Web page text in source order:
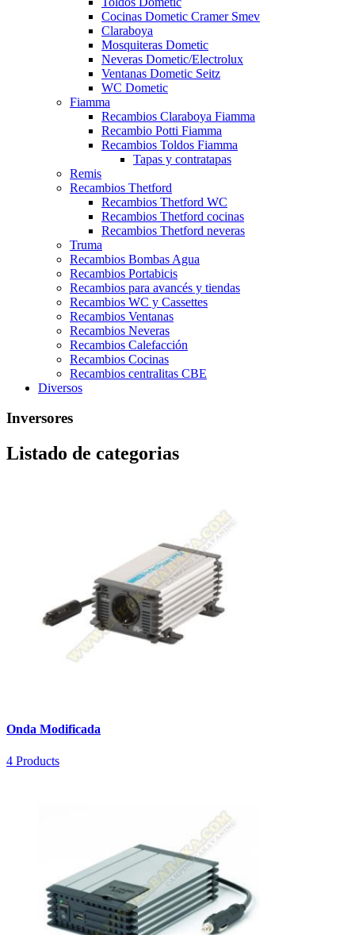
Cocinas Dometic Cramer Smev
Claraboya
Mosquiteras Dometic
Neveras Dometic/Electrolux
Ventanas Dometic Seitz
WC Dometic
Fiamma
Recambios Claraboya Fiamma
Recambio Potti Fiamma
Recambios Toldos Fiamma
Tapas y contratapas
Remis
Recambios Thetford
Recambios Thetford WC
Recambios Thetford cocinas
Recambios Thetford neveras
Truma
Recambios Bombas Agua
Recambios Portabicis
Recambios para avancés y tiendas
Recambios WC y Cassettes
Recambios Ventanas
Recambios Neveras
Recambios Calefacción
Recambios Cocinas
Recambios centralitas CBE
Diversos
Inversores
Listado de categorias
Onda Modificada
4 Products